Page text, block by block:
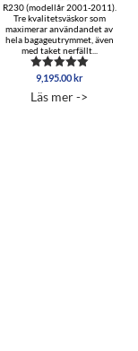
R230 (modellår 2001-2011).
Tre kvalitetsväskor som
maximerar användandet av
hela bagageutrymmet, även
med taket nerfällt...
Betygsatt
av 5
9,195.00 kr
Läs mer ->